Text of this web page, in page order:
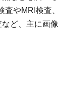
やMRI検査、
ど、主に画像